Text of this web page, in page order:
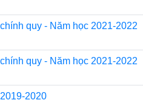
quy - Năm học 2021-2022
quy - Năm học 2021-2022
2020